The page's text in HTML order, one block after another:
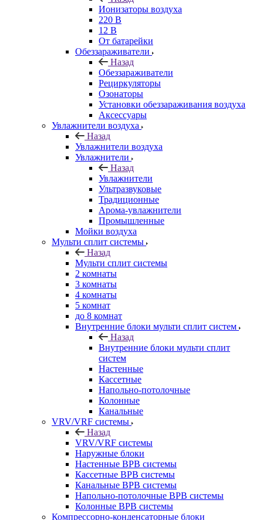
Ионизаторы воздуха
220 В
12 В
От батарейки
Обеззараживатели
Назад
Обеззараживатели
Рециркуляторы
Озонаторы
Установки обеззараживания воздуха
Аксессуары
Увлажнители воздуха
Назад
Увлажнители воздуха
Увлажнители
Назад
Увлажнители
Ультразвуковые
Традиционные
Арома-увлажнители
Промышленные
Мойки воздуха
Мульти сплит системы
Назад
Мульти сплит системы
2 комнаты
3 комнаты
4 комнаты
5 комнат
до 8 комнат
Внутренние блоки мульти сплит систем
Назад
Внутренние блоки мульти сплит
систем
Настенные
Кассетные
Напольно-потолочные
Колонные
Канальные
VRV/VRF системы
Назад
VRV/VRF системы
Наружные блоки
Настенные ВРВ системы
Кассетные ВРВ системы
Канальные ВРВ системы
Напольно-потолочные ВРВ системы
Колонные ВРВ системы
Компрессорно-конденсаторные блоки